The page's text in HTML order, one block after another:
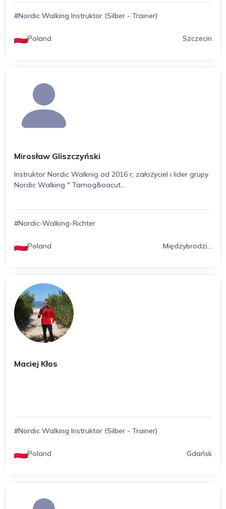
#Nordic Walking Instruktor (Silber - Trainer)
Poland Szczecin
Mirosław Gliszczyński
Instruktor Nordic Walknig od 2016 r; założyciel i lider grupy
Nordic Walking " Tarnog&oacut...
#Nordic-Walking-Richter
Poland Międzybrodzi...
Maciej Kłos
#Nordic Walking Instruktor (Silber - Trainer)
Poland Gdańsk